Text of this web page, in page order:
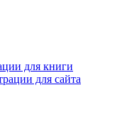
для книги
для сайта